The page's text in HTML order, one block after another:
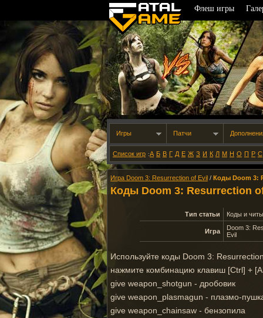
Игры Патчи
Список игр :А Б В Г Д Е Ж З И К Л М Н О П Р С
Игра Doom 3: Resurrection of Evil / Коды Doom 3:
Коды Doom 3: Resurrection
Тип статьи Коды и читы
Игра
Doom 3:
Evil
Используйте коды Doom 3:
нажмите комбинацию клавиш [Ctrl] +
give weapon_shotgun - дробовик
give weapon_plasmagun - плазмо-
give weapon_chainsaw - бензопила
Флеш игры